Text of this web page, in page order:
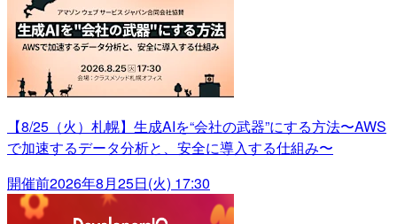
【8/25（火）札幌】生成AIを“会社の武器”にする方法〜AWS
で加速するデータ分析と、安全に導入する仕組み〜
開催前2026年8月25日(火) 17:30